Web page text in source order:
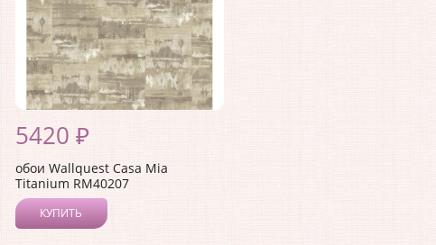
5420 ₽
обои Wallquest Casa Mia
Titanium RM40207
КУПИТЬ